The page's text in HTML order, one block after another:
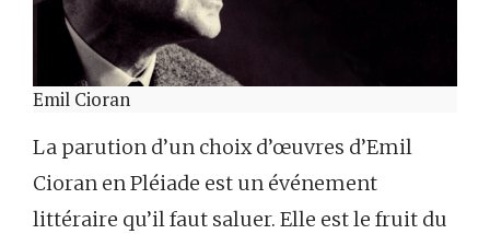
Emil Cioran
La parution d’un choix d’œuvres d’Emil
Cioran en Pléiade est un événement
littéraire qu’il faut saluer. Elle est le fruit du